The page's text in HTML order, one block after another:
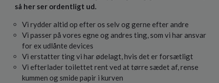
så her ser ordentligt ud.
Vi rydder altid op efter os selv og gerne efter andre
Vi passer på vores egne og andres ting, som vi har ansvar
for ex udlånte devices
Vi erstatter ting vi har ødelagt, hvis det er forsætligt
Vi efterlader toilettet rent ved at tørre sædet af, rense
kummen og smide papir i kurven